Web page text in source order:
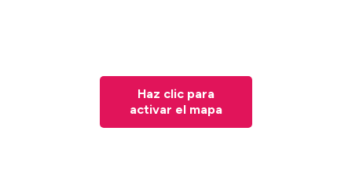
Haz clic para
activar el mapa